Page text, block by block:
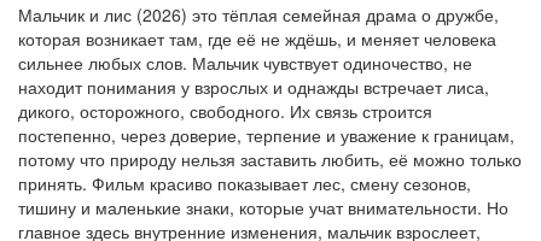
Мальчик и лис (2026) это тёплая семейная драма о дружбе,
которая возникает там, где её не ждёшь, и меняет человека
сильнее любых слов. Мальчик чувствует одиночество, не
находит понимания у взрослых и однажды встречает лиса,
дикого, осторожного, свободного. Их связь строится
постепенно, через доверие, терпение и уважение к границам,
потому что природу нельзя заставить любить, её можно только
принять. Фильм красиво показывает лес, смену сезонов,
тишину и маленькие знаки, которые учат внимательности. Но
главное здесь внутренние изменения, мальчик взрослеет,